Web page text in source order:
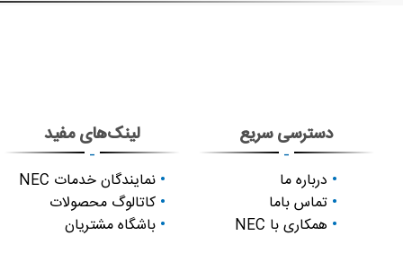
دسترسی سریع
-
درباره ما
تماس باما
همکاری با NEC
لینک‌های مفید
-
نمایندگان خدمات NEC
کاتالوگ محصولات
باشگاه مشتریان